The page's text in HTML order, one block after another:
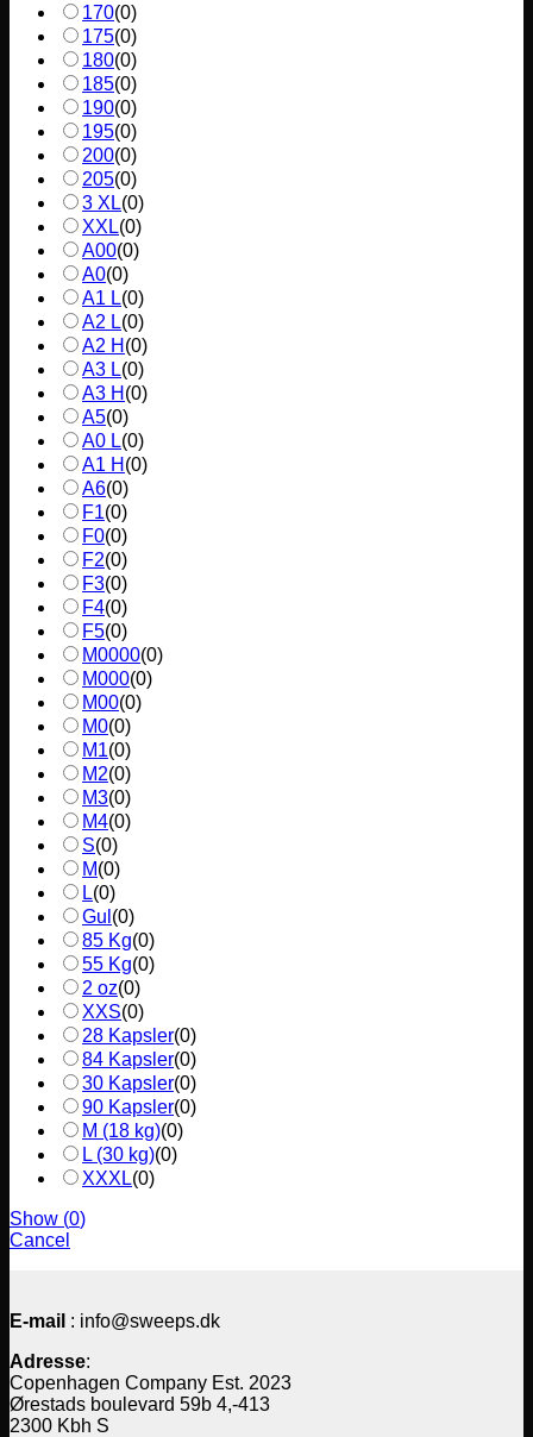
170(0)
175(0)
180(0)
185(0)
190(0)
195(0)
200(0)
205(0)
3 XL(0)
XXL(0)
A00(0)
A0(0)
A1 L(0)
A2 L(0)
A2 H (0)
A3 L(0)
A3 H (0)
A5(0)
A0 L(0)
A1 H (0)
A6(0)
F1(0)
F0(0)
F2(0)
F3(0)
F4(0)
F5(0)
M0000(0)
M000(0)
M00(0)
M0(0)
M1(0)
M2(0)
M3(0)
M4(0)
S(0)
M(0)
L(0)
Gul (0)
85 Kg(0)
55 Kg(0)
2 oz(0)
XXS(0)
28 Kapsler(0)
84 Kapsler(0)
30 Kapsler(0)
90 Kapsler(0)
M (18 kg)(0)
L (30 kg)(0)
XXXL(0)
Show (0)
Cancel
E-mail : info@sweeps.dk
Adresse:
Copenhagen Company Est. 2023
Ørestads boulevard 59b 4,-413
2300 Kbh S